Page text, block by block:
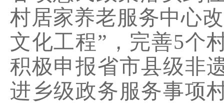
村居家养老服务中心
文化工程”，完善5个
积极申报省市县级非
进乡级政务服务事项